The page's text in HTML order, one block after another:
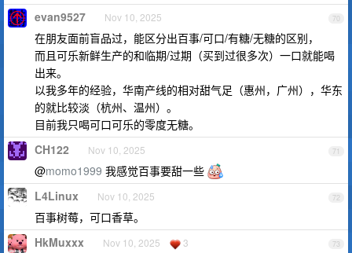
70
evan9527 Nov 10, 2025
在朋友面前盲品过，能区分出百事/可口/有糖/无糖的区别，
而且可乐新鲜生产的和临期/过期（买到过很多次）一口就能喝
出来。
以我多年的经验，华南产线的相对甜气足（惠州，广州），华东
的就比较淡（杭州、温州）。
目前我只喝可口可乐的零度无糖。
71
CH122 Nov 10, 2025
@momo1999 我感觉百事要甜一些
72
L4Linux Nov 10, 2025
百事树莓，可口香草。
73
HkMuxxx Nov 10, 2025 3